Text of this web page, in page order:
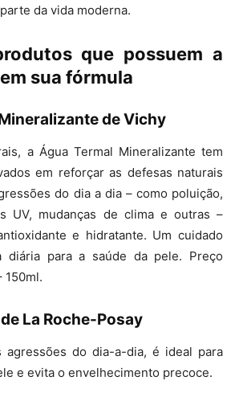
da vida moderna.
que possuem a
sua fórmula
de Vichy
a Água Termal Mineralizante tem
em reforçar as defesas naturais
do dia a dia – como poluição,
UV, mudanças de clima e outras –
e hidratante. Um cuidado
diária para a saúde da pele. Preço
150ml.
La Roche-Posay
agressões do dia-a-dia, é ideal para
e evita o envelhecimento precoce.